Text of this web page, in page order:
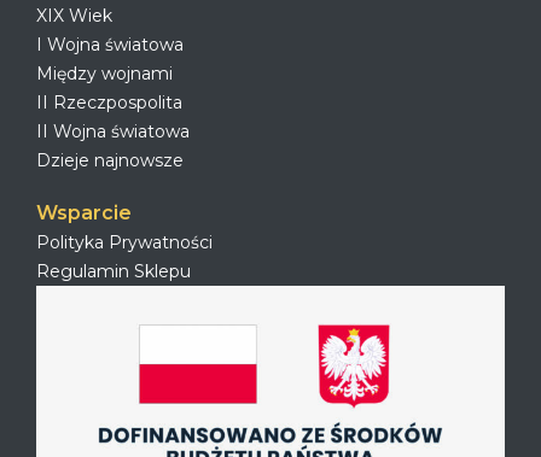
XIX Wiek
I Wojna światowa
Między wojnami
II Rzeczpospolita
II Wojna światowa
Dzieje najnowsze
Wsparcie
Polityka Prywatności
Regulamin Sklepu